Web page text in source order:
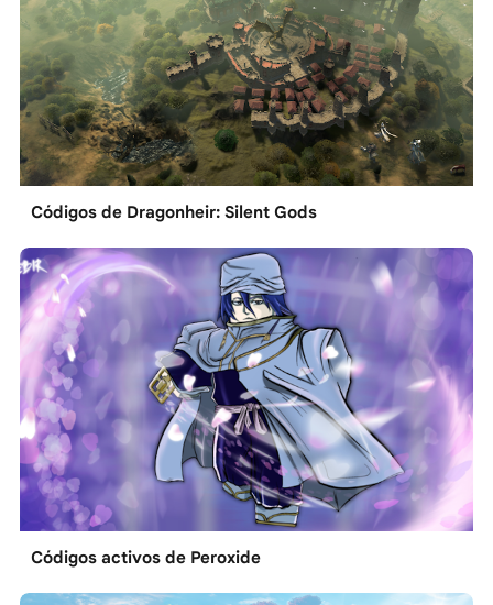
Códigos de Dragonheir: Silent Gods
Códigos activos de Peroxide